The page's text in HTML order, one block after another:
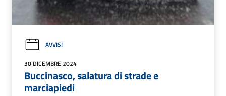
AVVISI
30 DICEMBRE 2024
Buccinasco, salatura di strade e
marciapiedi